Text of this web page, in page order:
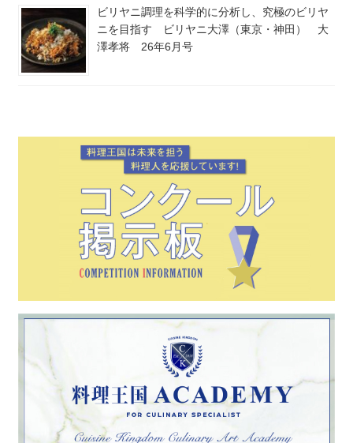
ビリヤニ調理を科学的に分析し、究極のビリヤ
ニを目指す ビリヤニ大澤（東京・神田） 大
澤孝将 26年6月号